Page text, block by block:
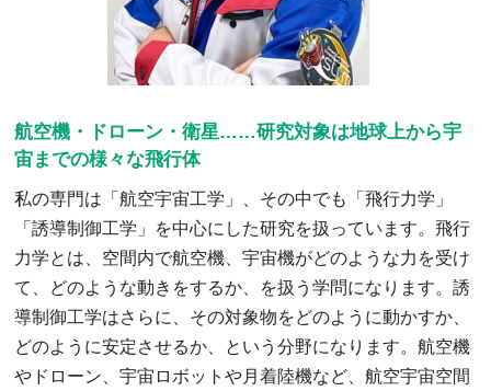
航空機・ドローン・衛星……研究対象は地球上から宇
宙までの様々な飛行体
私の専門は「航空宇宙工学」、その中でも「飛行力学」
「誘導制御工学」を中心にした研究を扱っています。飛行
力学とは、空間内で航空機、宇宙機がどのような力を受け
て、どのような動きをするか、を扱う学問になります。誘
導制御工学はさらに、その対象物をどのように動かすか、
どのように安定させるか、という分野になります。航空機
やドローン、宇宙ロボットや月着陸機など、航空宇宙空間